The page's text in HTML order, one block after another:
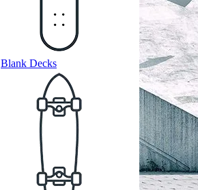
Blank Decks